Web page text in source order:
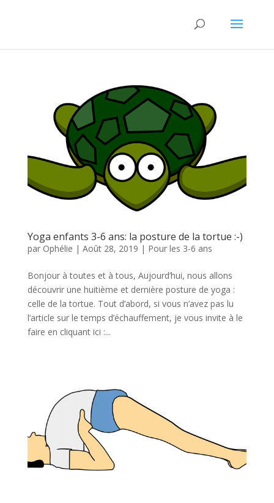
Yoga enfants 3-6 ans: la posture de la tortue :-)
par Ophélie | Août 28, 2019 | Pour les 3-6 ans
Bonjour à toutes et à tous, Aujourd’hui, nous allons
découvrir une huitième et dernière posture de yoga :
celle de la tortue. Tout d’abord, si vous n’avez pas lu
l’article sur le temps d’échauffement, je vous invite à le
faire en cliquant ici :...